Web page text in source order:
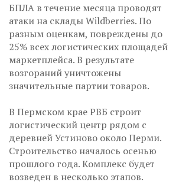
БПЛА в течение месяца проводят
атаки на склады Wildberries. По
разным оценкам, повреждены до
25% всех логистических площадей
маркетплейса. В результате
возгораний уничтожены
значительные партии товаров.
В Пермском крае РВБ строит
логистический центр рядом с
деревней Устиново около Перми.
Строительство началось осенью
прошлого года. Комплекс будет
возведен в несколько этапов.